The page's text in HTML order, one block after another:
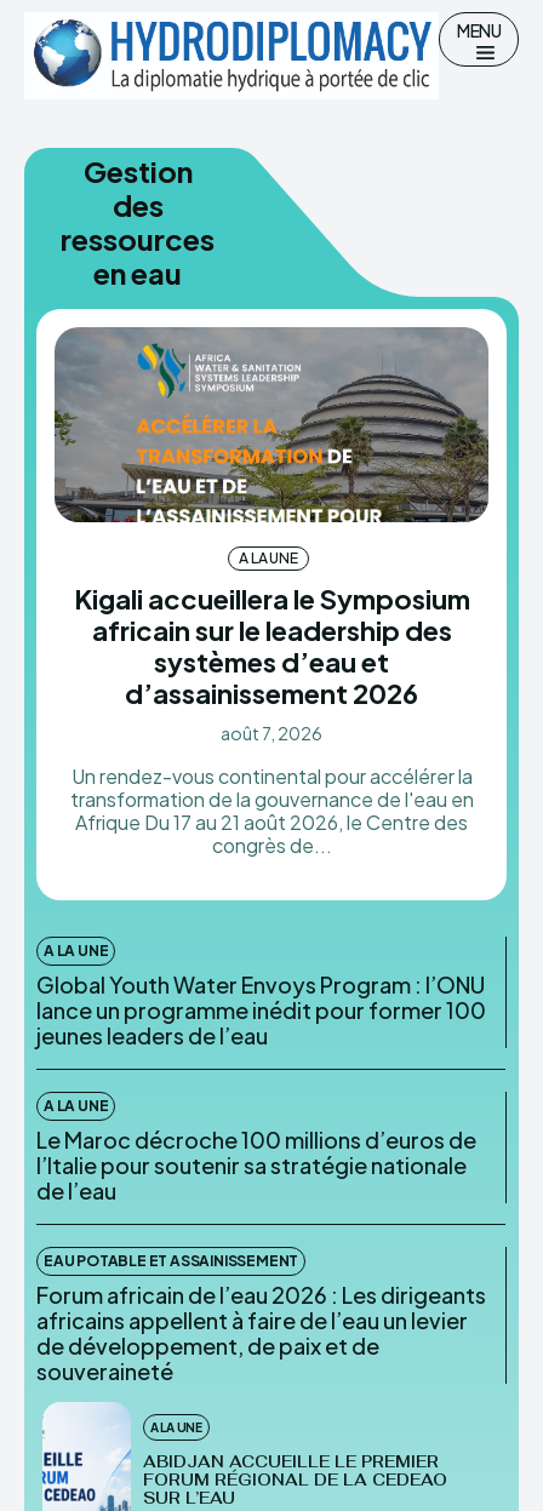
Chercher
Accueil
Hydro-diplomatie
Gestion des Ressources en eau
Eau potable et Assainissement
HYDRODIPLOMACY
MENU
Gestion
des
ressources
en eau
A LA UNE
Kigali accueillera le Symposium
africain sur le leadership des
systèmes d’eau et
d’assainissement 2026
août 7, 2026
Un rendez-vous continental pour accélérer la
transformation de la gouvernance de l'eau en
Afrique Du 17 au 21 août 2026, le Centre des
congrès de...
A LA UNE
Global Youth Water Envoys Program : l’ONU
lance un programme inédit pour former 100
jeunes leaders de l’eau
A LA UNE
Le Maroc décroche 100 millions d’euros de
l’Italie pour soutenir sa stratégie nationale
de l’eau
EAU POTABLE ET ASSAINISSEMENT
Forum africain de l’eau 2026 : Les dirigeants
africains appellent à faire de l’eau un levier
de développement, de paix et de
souveraineté
A LA UNE
ABIDJAN ACCUEILLE LE PREMIER
FORUM RÉGIONAL DE LA CEDEAO
SUR L’EAU